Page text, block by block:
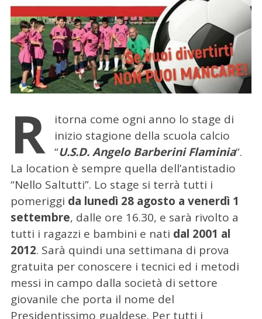
R
itorna come ogni anno lo stage di
inizio stagione della scuola calcio
“U.S.D. Angelo Barberini Flaminia“.
La location è sempre quella dell’antistadio
“Nello Saltutti”. Lo stage si terrà tutti i
pomeriggi da lunedì 28 agosto a venerdì 1
settembre, dalle ore 16.30, e sarà rivolto a
tutti i ragazzi e bambini e nati dal 2001 al
2012. Sarà quindi una settimana di prova
gratuita per conoscere i tecnici ed i metodi
messi in campo dalla società di settore
giovanile che porta il nome del
Presidentissimo gualdese. Per tutti i